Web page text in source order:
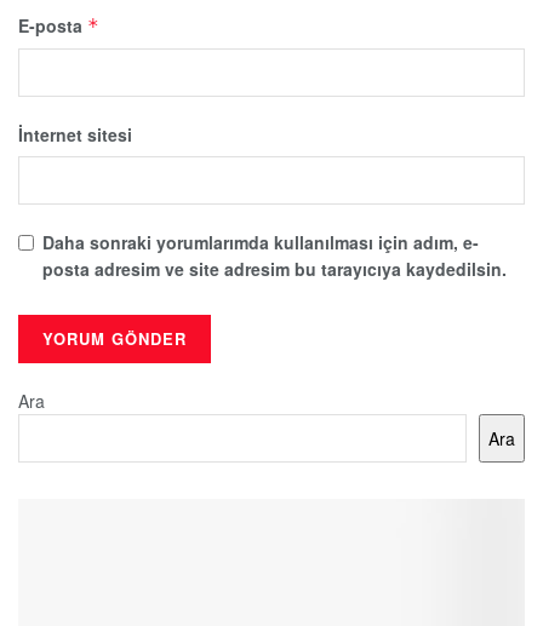
E-posta *
İnternet sitesi
Daha sonraki yorumlarımda kullanılması için adım, e-
posta adresim ve site adresim bu tarayıcıya kaydedilsin.
Ara
Ara